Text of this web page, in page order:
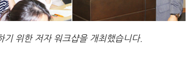
위한 저자 워크샵을 개최했습니다.